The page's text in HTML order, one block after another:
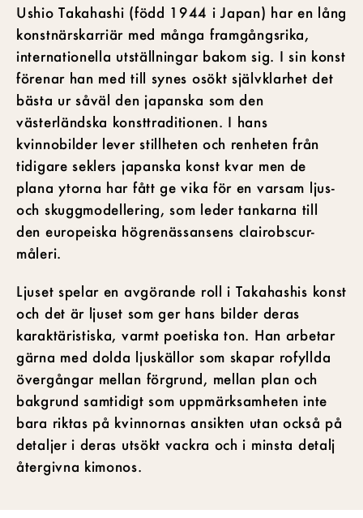
Ushio Takahashi (född 1944 i Japan) har en lång
konstnärskarriär med många framgångsrika,
internationella utställningar bakom sig. I sin konst
förenar han med till synes osökt självklarhet det
bästa ur såväl den japanska som den
västerländska konsttraditionen. I hans
kvinnobilder lever stillheten och renheten från
tidigare seklers japanska konst kvar men de
plana ytorna har fått ge vika för en varsam ljus-
och skuggmodellering, som leder tankarna till
den europeiska högrenässansens clairobscur-
måleri.
Ljuset spelar en avgörande roll i Takahashis konst
och det är ljuset som ger hans bilder deras
karaktäristiska, varmt poetiska ton. Han arbetar
gärna med dolda ljuskällor som skapar rofyllda
övergångar mellan förgrund, mellan plan och
bakgrund samtidigt som uppmärksamheten inte
bara riktas på kvinnornas ansikten utan också på
detaljer i deras utsökt vackra och i minsta detalj
återgivna kimonos.